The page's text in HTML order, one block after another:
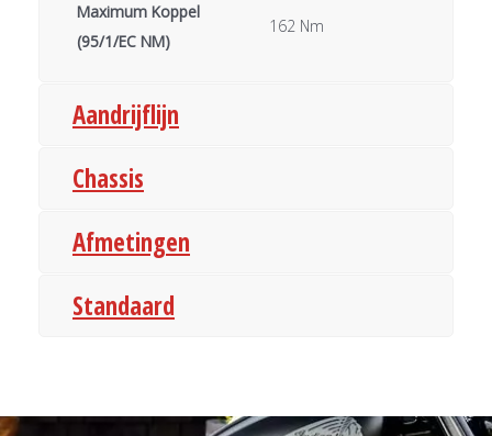
Maximum Koppel
(95/1/EC NM)
162 Nm
Aandrijflijn
Chassis
Afmetingen
Standaard